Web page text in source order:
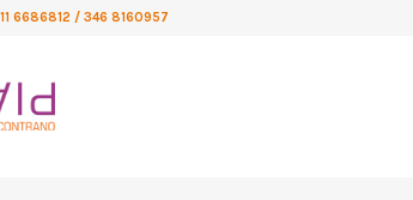
6686812 / 346 8160957